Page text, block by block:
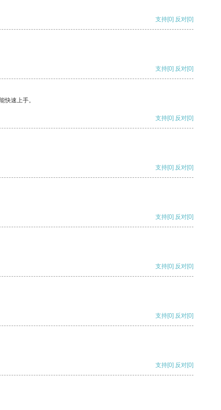
支持[0] 反对[0]
支持[0] 反对[0]
快速上手。
支持[0] 反对[0]
支持[0] 反对[0]
支持[0] 反对[0]
支持[0] 反对[0]
支持[0] 反对[0]
支持[0] 反对[0]